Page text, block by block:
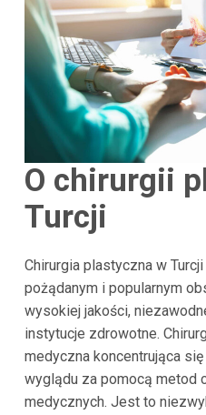
O chirurgii
Turcji
Chirurgia plastyczna w
pożądanym i popularnym
wysokiej jakości,
instytucje zdrowotne.
medyczna koncentrująca
wyglądu za pomocą metod
medycznych. Jest to